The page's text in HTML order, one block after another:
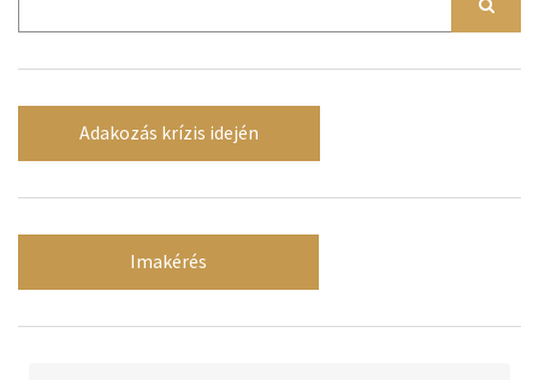
Adakozás krízis idején
Imakérés